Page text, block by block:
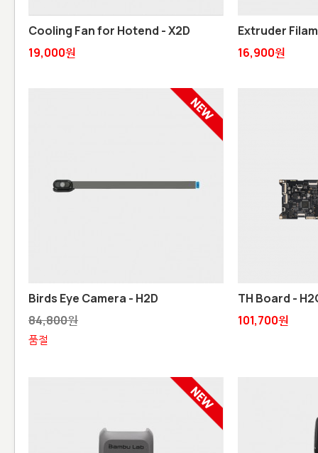
Cooling Fan for Hotend - X2D
19,000원
Extruder
16,900원
Birds Eye Camera - H2D
84,800원
품절
TH Board -
101,700원